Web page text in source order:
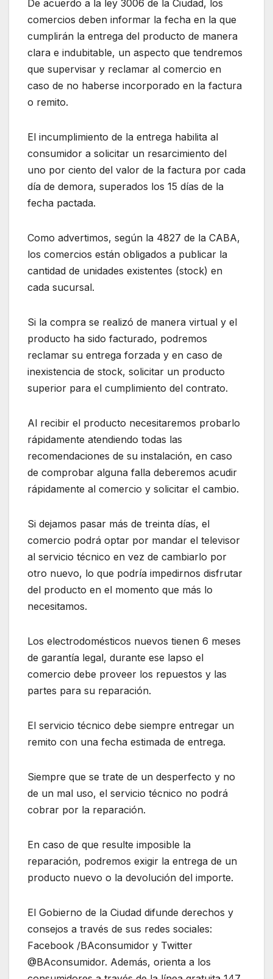
De acuerdo a la ley 3006 de la Ciudad, los
comercios deben informar la fecha en la que
cumplirán la entrega del producto de manera
clara e indubitable, un aspecto que tendremos
que supervisar y reclamar al comercio en
caso de no haberse incorporado en la factura
o remito.
El incumplimiento de la entrega habilita al
consumidor a solicitar un resarcimiento del
uno por ciento del valor de la factura por cada
día de demora, superados los 15 días de la
fecha pactada.
Como advertimos, según la 4827 de la CABA,
los comercios están obligados a publicar la
cantidad de unidades existentes (stock) en
cada sucursal.
Si la compra se realizó de manera virtual y el
producto ha sido facturado, podremos
reclamar su entrega forzada y en caso de
inexistencia de stock, solicitar un producto
superior para el cumplimiento del contrato.
Al recibir el producto necesitaremos probarlo
rápidamente atendiendo todas las
recomendaciones de su instalación, en caso
de comprobar alguna falla deberemos acudir
rápidamente al comercio y solicitar el cambio.
Si dejamos pasar más de treinta días, el
comercio podrá optar por mandar el televisor
al servicio técnico en vez de cambiarlo por
otro nuevo, lo que podría impedirnos disfrutar
del producto en el momento que más lo
necesitamos.
Los electrodomésticos nuevos tienen 6 meses
de garantía legal, durante ese lapso el
comercio debe proveer los repuestos y las
partes para su reparación.
El servicio técnico debe siempre entregar un
remito con una fecha estimada de entrega.
Siempre que se trate de un desperfecto y no
de un mal uso, el servicio técnico no podrá
cobrar por la reparación.
En caso de que resulte imposible la
reparación, podremos exigir la entrega de un
producto nuevo o la devolución del importe.
El Gobierno de la Ciudad difunde derechos y
consejos a través de sus redes sociales:
Facebook /BAconsumidor y Twitter
@BAconsumidor. Además, orienta a los